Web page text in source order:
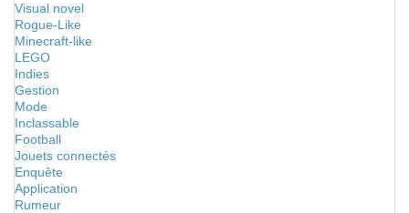
Visual novel
Rogue-Like
Minecraft-like
LEGO
Indies
Gestion
Mode
Inclassable
Football
Jouets connectés
Enquête
Application
Rumeur